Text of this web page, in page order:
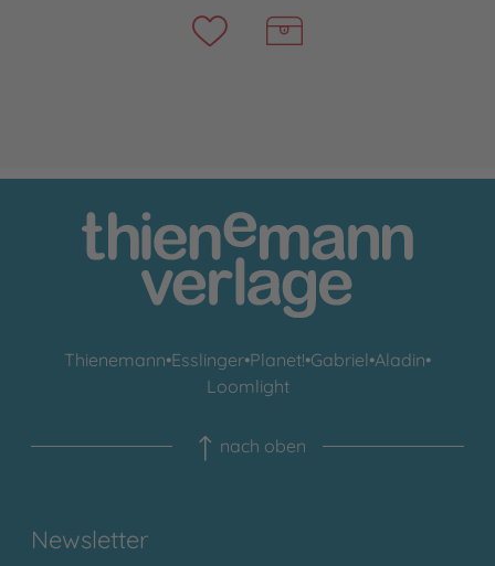
Thienemann•Esslinger•Planet!•Gabriel•Aladin•
Loomlight
nach oben
Newsletter